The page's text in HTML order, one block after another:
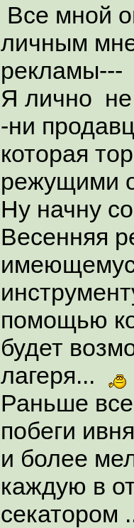
Все мной
личным
Я лично не
-ни
которая
режущими
Ну начну
Весенняя
помощью
будет
лагеря...
Раньше
побеги
и более
каждую в
секатором